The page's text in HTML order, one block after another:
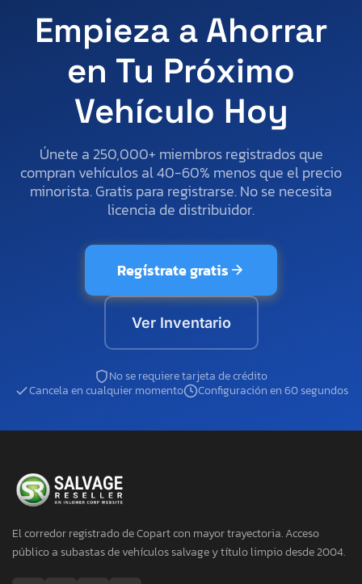
Empieza a Ahorrar
en Tu Próximo
Vehículo Hoy
Únete a 250,000+ miembros registrados que
compran vehículos al 40-60% menos que el precio
minorista. Gratis para registrarse. No se necesita
licencia de distribuidor.
Regístrate gratis
Ver Inventario
No se requiere tarjeta de crédito
Cancela en cualquier momento
Configuración en 60 segundos
El corredor registrado de Copart con mayor trayectoria. Acceso
público a subastas de vehículos salvage y título limpio desde 2004.